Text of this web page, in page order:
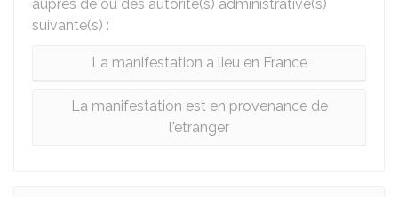
auprès de ou des autorité(s) administrative(s)
suivante(s) :
La manifestation a lieu en France
La manifestation est en provenance de
l'étranger